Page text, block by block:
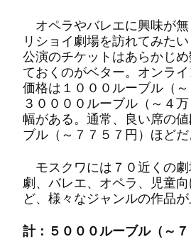
オペラやバレエに興味が
リショイ劇場を訪れてみたい
公演のチケットはあらかじ
ておくのがベター。オンライ
価格は１０００ルーブル（
３００００ルーブル（～４
幅がある。通常、良い席の
ブル（～７７５７円）ほどだ
モスクワには７０近くの
劇、バレエ、オペラ、児童
ど、様々なジャンルの作品が
計： ５０００ルーブル（～７